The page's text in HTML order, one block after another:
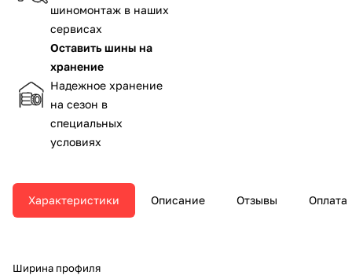
шиномонтаж в наших
сервисах
Оставить шины на
хранение
Надежное хранение
на сезон в
специальных
условиях
Характеристики Описание Отзывы Оплата
Ширина профиля